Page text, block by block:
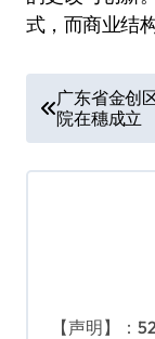
式，而商业结
章
导
广东省金创
院在穗成立
【声明】：